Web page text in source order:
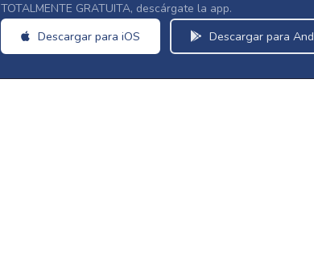
TOTALMENTE GRATUITA, descárgate la app.
Descargar para iOS Descargar para